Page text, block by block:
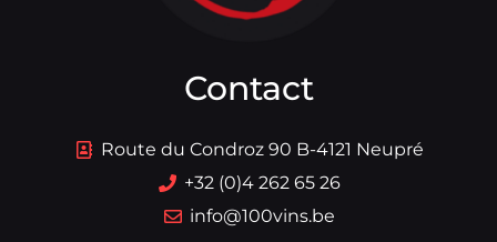
Contact
Route du Condroz 90 B-4121 Neupré
+32 (0)4 262 65 26
info@100vins.be